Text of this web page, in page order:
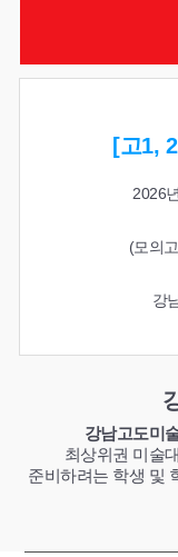
[고1,
2026
(모의
강
강남고도미
최상위권 미술
준비하려는 학생 및